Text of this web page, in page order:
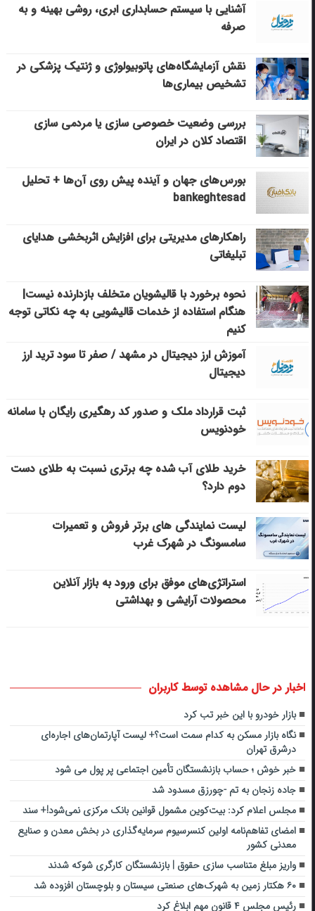
آشنایی با سیستم حسابداری ابری، روشی بهینه و به
صرفه
نقش آزمایشگاه‌های پاتوبیولوژی و ژنتیک پزشکی در
تشخیص بیماری‌ها
بررسی وضعیت خصوصی سازی یا مردمی سازی
اقتصاد کلان در ایران
بورس‌های جهان و آینده پیش روی آن‌ها + تحلیل
bankeghtesad
راهکارهای مدیریتی برای افزایش اثربخشی هدایای
تبلیغاتی
نحوه برخورد با قالیشویان متخلف بازدارنده نیست|
هنگام استفاده از خدمات قالیشویی به چه نکاتی توجه
کنیم
آموزش ارز دیجیتال در مشهد / صفر تا سود ترید ارز
دیجیتال
ثبت قرارداد ملک و صدور کد رهگیری رایگان با سامانه
خودنویس
خرید طلای آب شده چه برتری نسبت به طلای دست
دوم دارد؟
لیست نمایندگی های برتر فروش و تعمیرات
سامسونگ در شهرک غرب
استراتژی‌های موفق برای ورود به بازار آنلاین
محصولات آرایشی و بهداشتی
اخبار در حال مشاهده توسط کاربران
بازار خودرو با این خبر تب کرد
نگاه بازار مسکن به کدام سمت است؟+ لیست آپارتمان‌های اجاره‌ای
درشرق تهران
خبر خوش ؛ حساب بازنشستگان تأمین اجتماعی پر پول می شود
جاده زنجان به تم -چورزق مسدود شد
مجلس اعلام کرد: بیت‌کوین مشمول قوانین بانک مرکزی نمی‌شود!+ سند
امضای تفاهم‌نامه اولین کنسرسیوم سرمایه‌گذاری در بخش معدن و صنایع
معدنی کشور
واریز مبلغ متناسب سازی حقوق | بازنشستگان کارگری شوکه شدند
۶۰ هکتار زمین به شهرک‌های صنعتی سیستان و بلوچستان افزوده شد
رئیس مجلس ۴ قانون مهم ابلاغ کرد